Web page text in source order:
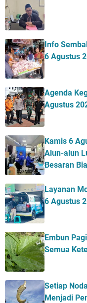
Info
6 Agustus
Agenda
Agustus
Kamis 6
Alun-alun
Besaran
Layanan
6 Agustus
Embun
Semua
Setiap
Menjadi